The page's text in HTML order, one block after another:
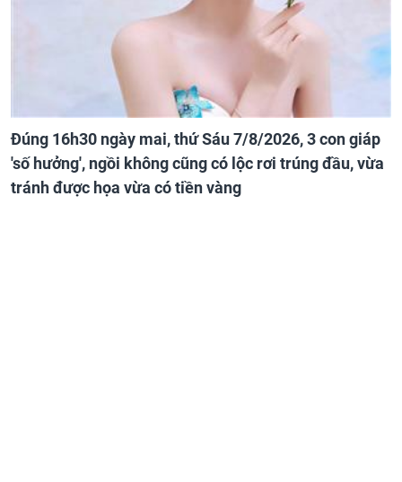
Đúng 16h30 ngày mai, thứ Sáu 7/8/2026, 3 con giáp
'số hưởng', ngồi không cũng có lộc rơi trúng đầu, vừa
tránh được họa vừa có tiền vàng